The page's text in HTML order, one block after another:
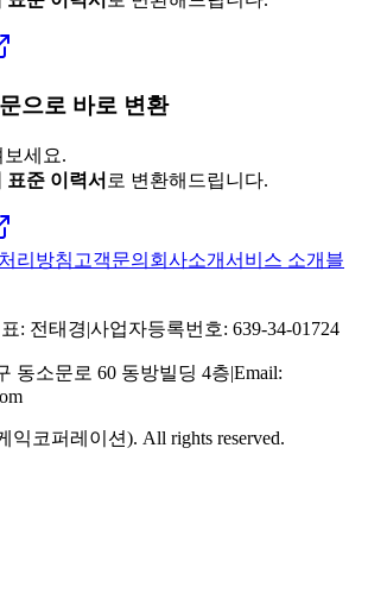
으로 바로 변환
보세요.
표준 이력서 로 변환해드립니다.
리방침 고객문의 회사소개서비스 소개 블
: 전태경|사업자등록번호: 639-34-01724
동소문로 60 동방빌딩 4층|Email:
익코퍼레이션). All rights reserved.